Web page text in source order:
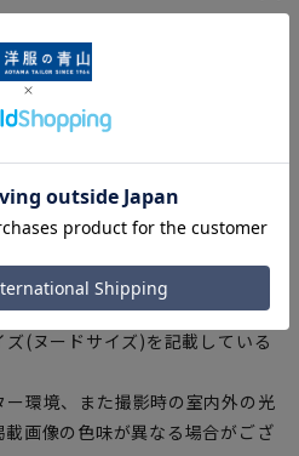
比)
色味やサイズ等の仕様に変更が
めご了承ください。
す。サイズ表を確認の上、ご購
い。
、着用感や実際のサイズ表に若
ます。予めご了承ください。
イズを記載しております。一
(ヌードサイズ)を記載している
環境、また撮影時の室内外の光
画像の色味が異なる場合がござ